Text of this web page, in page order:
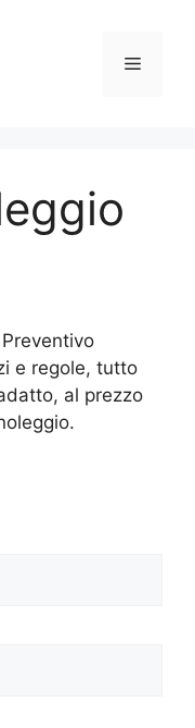
Menu
e regole, tutto
al prezzo